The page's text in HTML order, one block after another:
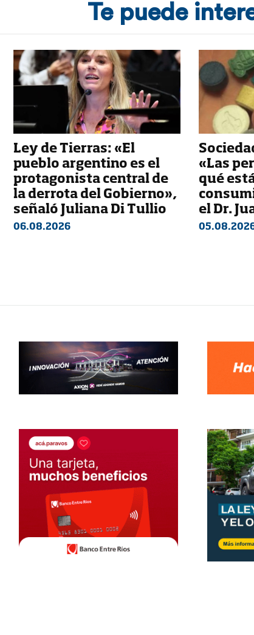
Te puede
Ley de Tierras: «El
pueblo argentino es el
protagonista central de
la derrota del Gobierno»,
señaló Juliana Di Tullio
06.08.2026
«Las
qué
el Dr.